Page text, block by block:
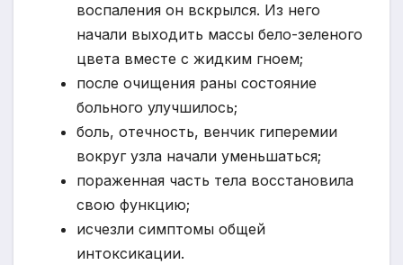
воспаления он вскрылся. Из него
начали выходить массы бело-зеленого
цвета вместе с жидким гноем;
после очищения раны состояние
больного улучшилось;
боль, отечность, венчик гиперемии
вокруг узла начали уменьшаться;
пораженная часть тела восстановила
свою функцию;
исчезли симптомы общей
интоксикации.